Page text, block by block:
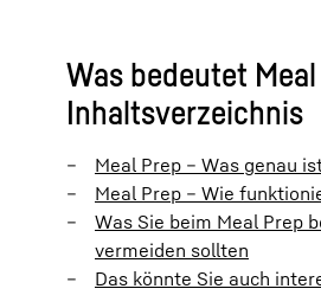
Was bedeutet
Inhaltsverzeichnis
Meal Prep – Was genau
Meal Prep – Wie
Was Sie beim Meal Prep
vermeiden sollten
Das könnte Sie auch